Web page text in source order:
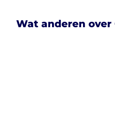
Wat anderen over